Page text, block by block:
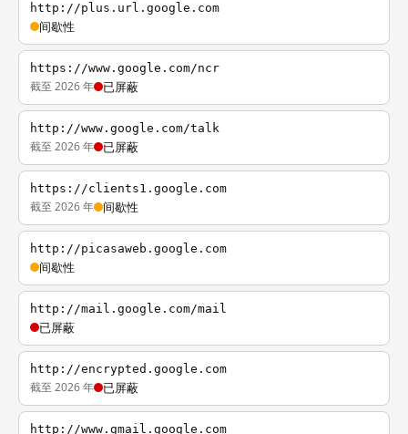
http://plus.url.google.com
间歇性
https://www.google.com/ncr
截至 2026 年 已屏蔽
http://www.google.com/talk
截至 2026 年 已屏蔽
https://clients1.google.com
截至 2026 年 间歇性
http://picasaweb.google.com
间歇性
http://mail.google.com/mail
已屏蔽
http://encrypted.google.com
截至 2026 年 已屏蔽
http://www.gmail.google.com